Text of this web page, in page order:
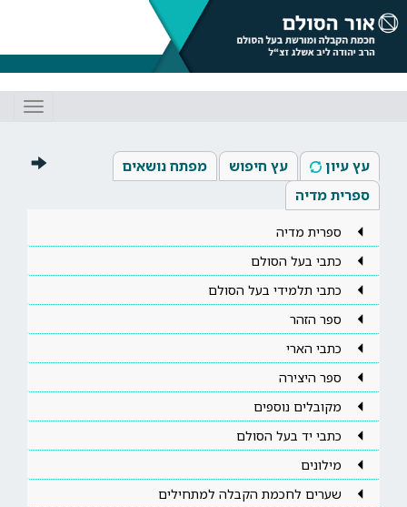
עץ עיון עץ חיפוש
מפתח נושאים
ספרית מדיה
ספרית מדיה
כתבי בעל הסולם
כתבי תלמידי בעל הסולם
ספר הזהר
כתבי הארי
ספר היצירה
מקובלים נוספים
כתבי יד בעל הסולם
מילונים
שערים לחכמת הקבלה למתחילים